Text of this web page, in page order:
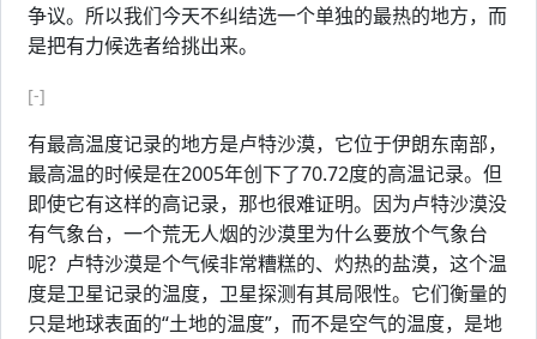
争议。所以我们今天不纠结选一个单独的最热的地方，而
是把有力候选者给挑出来。
[-]
有最高温度记录的地方是卢特沙漠，它位于伊朗东南部，
最高温的时候是在2005年创下了70.72度的高温记录。但
即使它有这样的高记录，那也很难证明。因为卢特沙漠没
有气象台，一个荒无人烟的沙漠里为什么要放个气象台
呢？卢特沙漠是个气候非常糟糕的、灼热的盐漠，这个温
度是卫星记录的温度，卫星探测有其局限性。它们衡量的
只是地球表面的“土地的温度”，而不是空气的温度，是地